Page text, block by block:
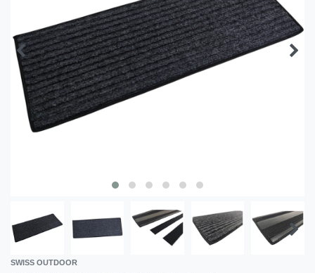
SWISS OUTDOOR